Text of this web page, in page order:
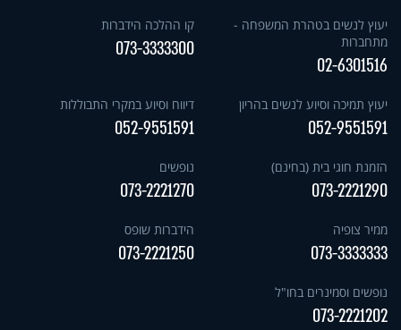
יעוץ לנשים בטהרת המשפחה -
מתחברות
02-6301516
קו ההלכה הידברות
073-3333300
יעוץ תמיכה וסיוע לנשים בהריון
052-9551591
דיווח וסיוע במקרי התבוללות
052-9551591
הזמנת חוגי בית (בחינם)
073-2221290
נופשים
073-2221270
ממיר צופיה
073-3333333
הידברות שופס
073-2221250
נופשים וסמינרים בחו"ל
073-2221202